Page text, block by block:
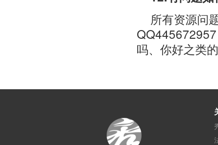
所有资源问
吗、你好之类